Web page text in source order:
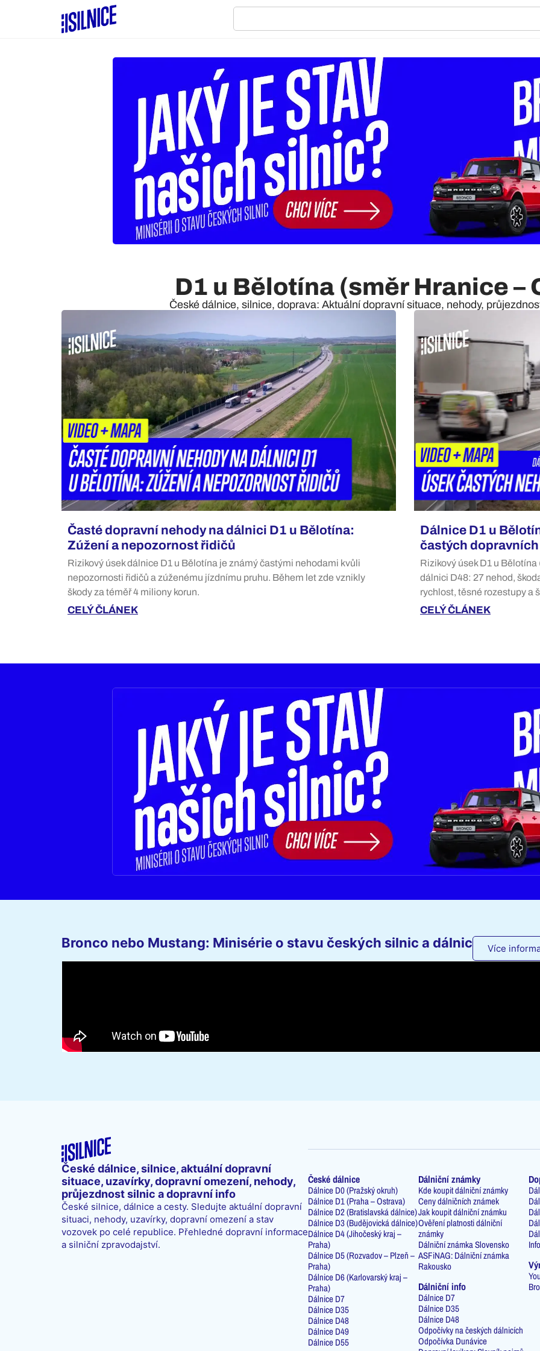
D1 u Bělotína (směr Hranice –
České dálnice, silnice, doprava: Aktuální dopravní situace, nehody,
Časté dopravní nehody na dálnici D1 u Bělotína:
Zúžení a nepozornost řidičů
Rizikový úsek dálnice D1 u Bělotína je známý častými nehodami kvůli
nepozornosti řidičů a zúženému jízdnímu pruhu. Během let zde vznikly
škody za téměř 4 miliony korun.
CELÝ ČLÁNEK
Dálnice D1 u
častých
Rizikový úsek D1 u
dálnici D48: 27 nehod,
rychlost, těsné rozestupy a
CELÝ ČLÁNEK
Bronco nebo Mustang: Minisérie o stavu českých silnic a dálnic Více
České dálnice, silnice, aktuální dopravní
situace, uzavírky, dopravní omezení, nehody,
průjezdnost silnic a dopravní info
České silnice, dálnice a cesty. Sledujte aktuální dopravní
situaci, nehody, uzavírky, dopravní omezení a stav
vozovek po celé republice. Přehledné dopravní informace
a silniční zpravodajství.
České dálnice
Dálnice D0 (Pražský okruh)
Dálnice D1 (Praha – Ostrava)
Dálnice D2 (Bratislavská dálnice)
Dálnice D3 (Budějovická dálnice)
Dálnice D4 (Jihočeský kraj –
Praha)
Dálnice D5 (Rozvadov – Plzeň –
Praha)
Dálnice D6 (Karlovarský kraj –
Praha)
Dálnice D7
Dálnice D35
Dálnice D48
Dálnice D49
Dálnice D55
Dálniční známky
Kde koupit dálniční známky
Ceny dálničních známek
Jak koupit dálniční známku
Ověření platnosti dálniční
známky
Dálniční známka Slovensko
ASFiNAG: Dálniční známka
Rakousko
Dálniční info
Dálnice D7
Dálnice D35
Dálnice D48
Odpočívky na českých dálnicích
Odpočívka Dunávice